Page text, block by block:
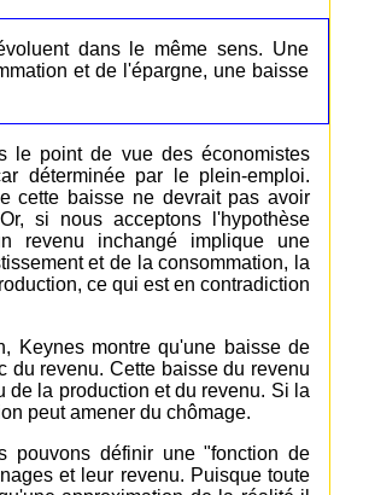
dans le même sens. Une
et de l'épargne, une baisse
le point de vue des économistes
déterminée par le plein-emploi.
cette baisse ne devrait pas avoir
si nous acceptons l'hypothèse
revenu inchangé implique une
et de la consommation, la
ce qui est en contradiction
Keynes montre qu'une baisse de
du revenu. Cette baisse du revenu
de la production et du revenu. Si la
peut amener du chômage.
pouvons définir une "fonction de
et leur revenu. Puisque toute